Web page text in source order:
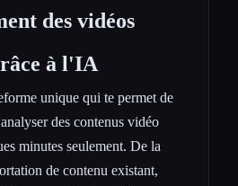
des vidéos
à l'IA
unique qui te permet de
des contenus vidéo
minutes seulement. De la
de contenu existant,